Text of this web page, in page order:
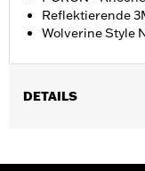
Reflektierende
Wolverine Style
DETAILS
GARANTIE:Wolverine